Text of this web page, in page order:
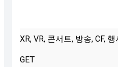
XR, VR, 콘서트, 방송, CF,
GET